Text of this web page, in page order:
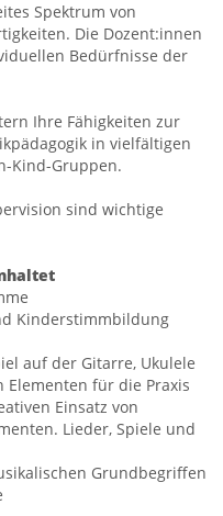
Spektrum von
Die Dozent:innen
Bedürfnisse der
Ihre Fähigkeiten zur
in vielfältigen
Kind-Gruppen.
sind wichtige
Kinderstimmbildung
auf der Gitarre, Ukulele
für die Praxis
Einsatz von
Lieder, Spiele und
Grundbegriffen